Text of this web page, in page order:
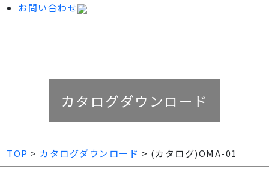
お問い合わせ
カタログダウンロード
TOP > カタログダウンロード > (カタログ)OMA-01